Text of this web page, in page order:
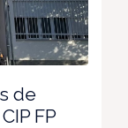
de
FP